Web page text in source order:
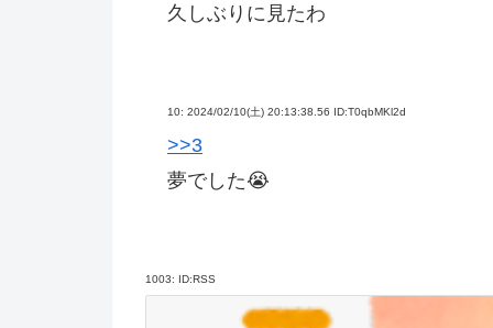
久しぶりに見たわ
10: 2024/02/10(土) 20:13:38.56 ID:T0qbMKl2d
>>3
夢でした😭
1003: ID:RSS